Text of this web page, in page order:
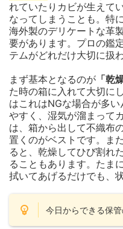
れていたりカビが生えて
なってしまうことも。特
海外製のデリケートな革
要があります。プロの鑑
テムがどれだけ大切に扱
まず基本となるのが 「乾
た時の箱に入れて大切に
はこれはNGな場合が多
やすく、湿気が溜まって
は、箱から出して不織布
置くのがベストです。ま
ると、乾燥してひび割れ
ることもあります。たま
拭いてあげるだけでも、
今日からできる保